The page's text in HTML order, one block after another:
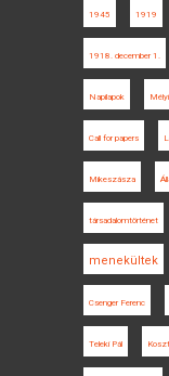
1945 1919
1918. december 1.
Napilapok
Call for papers
Mikeszásza
társadalomtörténet
menekültek
Csenger Ferenc
Teleki Pál